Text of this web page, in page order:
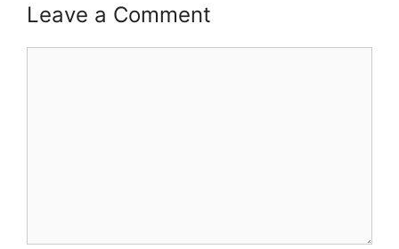
Leave a Comment